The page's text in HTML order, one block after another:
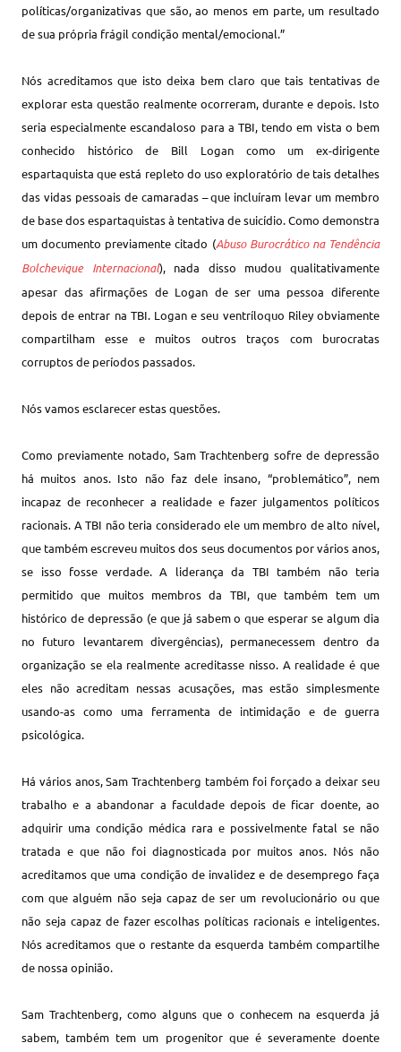
políticas/organizativas que são, ao menos em parte, um resultado
de sua própria frágil condição mental/emocional.”
Nós acreditamos que isto deixa bem claro que tais tentativas de
explorar esta questão realmente ocorreram, durante e depois. Isto
seria especialmente escandaloso para a TBI, tendo em vista o bem
conhecido histórico de Bill Logan como um ex-dirigente
espartaquista que está repleto do uso exploratório de tais detalhes
das vidas pessoais de camaradas – que incluíram levar um membro
de base dos espartaquistas à tentativa de suicídio. Como demonstra
um documento previamente citado (Abuso Burocrático na Tendência
Bolchevique Internacional), nada disso mudou qualitativamente
apesar das afirmações de Logan de ser uma pessoa diferente
depois de entrar na TBI. Logan e seu ventríloquo Riley obviamente
compartilham esse e muitos outros traços com burocratas
corruptos de períodos passados.
Nós vamos esclarecer estas questões.
Como previamente notado, Sam Trachtenberg sofre de depressão
há muitos anos. Isto não faz dele insano, “problemático”, nem
incapaz de reconhecer a realidade e fazer julgamentos políticos
racionais. A TBI não teria considerado ele um membro de alto nível,
que também escreveu muitos dos seus documentos por vários anos,
se isso fosse verdade. A liderança da TBI também não teria
permitido que muitos membros da TBI, que também tem um
histórico de depressão (e que já sabem o que esperar se algum dia
no futuro levantarem divergências), permanecessem dentro da
organização se ela realmente acreditasse nisso. A realidade é que
eles não acreditam nessas acusações, mas estão simplesmente
usando-as como uma ferramenta de intimidação e de guerra
psicológica.
Há vários anos, Sam Trachtenberg também foi forçado a deixar seu
trabalho e a abandonar a faculdade depois de ficar doente, ao
adquirir uma condição médica rara e possivelmente fatal se não
tratada e que não foi diagnosticada por muitos anos. Nós não
acreditamos que uma condição de invalidez e de desemprego faça
com que alguém não seja capaz de ser um revolucionário ou que
não seja capaz de fazer escolhas políticas racionais e inteligentes.
Nós acreditamos que o restante da esquerda também compartilhe
de nossa opinião.
Sam Trachtenberg, como alguns que o conhecem na esquerda já
sabem, também tem um progenitor que é severamente doente